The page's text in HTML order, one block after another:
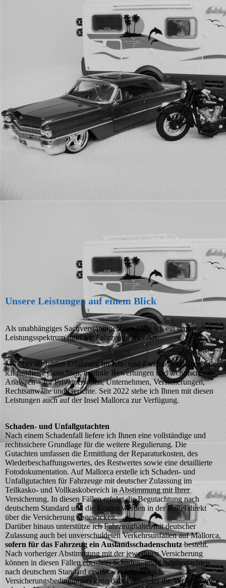
Unsere Leistungen auf einem Blick
Als unabhängiges Sachverständigenbüro biete ich ein umfassendes
Leistungsspektrum rund um Fahrzeuge aller Art.
Mit über 40 Jahren Erfahrung im Kfz- und Zweiradbereich erstelle
ich fundierte Gutachten, neutrale Bewertungen und technische
Analysen – für Privatpersonen, Unternehmen, Versicherungen,
Rechtsanwälte und Gerichte. Seit 2022 stehe ich Ihnen mit diesen
Leistungen auch auf der Insel Mallorca zur Verfügung.
Schaden- und Unfallgutachten
Nach einem Schadenfall liefere ich Ihnen eine vollständige und
rechtssichere Grundlage für die weitere Regulierung. Die
Gutachten umfassen die Ermittlung der Reparaturkosten, des
Wiederbeschaffungswertes, des Restwertes sowie eine detaillierte
Fotodokumentation. Auf Mallorca erstelle ich Schaden- und
Unfallgutachten für Fahrzeuge mit deutscher Zulassung im
Teilkasko- und Vollkaskobereich in Abstimmung mit Ihrer
Versicherung. In diesen Fällen erfolgt die Begutachtung nach
deutschem Standard und die Kosten werden in der Regel direkt
über die Versicherung abgewickelt.
Darüber hinaus unterstütze ich Fahrzeughalter mit deutscher
Zulassung auch bei unverschuldeten Verkehrsunfällen auf Mallorca,
sofern für das Fahrzeug ein Auslandsschadenschutzbesteht.
Nach vorheriger Abstimmung mit der jeweiligen Versicherung
können in diesen Fällen ebenfalls Schaden- und Unfallgutachten
nach deutschem Standard erstellt werden. Je nach
Versicherungsbedingungen kann dabei entweder die Versicherung